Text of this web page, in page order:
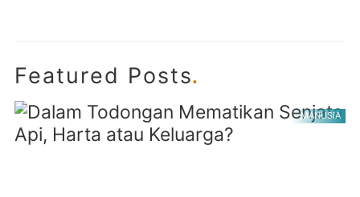
Featured Posts.
MANUSIA